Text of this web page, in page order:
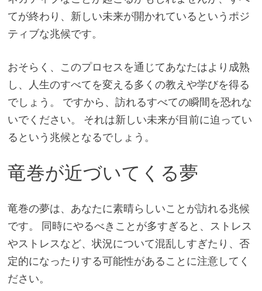
てが終わり、新しい未来が開かれているというポジ
ティブな兆候です。
おそらく、このプロセスを通じてあなたはより成熟
し、人生のすべてを変える多くの教えや学びを得る
でしょう。 ですから、訪れるすべての瞬間を恐れな
いでください。 それは新しい未来が目前に迫ってい
るという兆候となるでしょう。
竜巻が近づいてくる夢
竜巻の夢は、あなたに素晴らしいことが訪れる兆候
です。 同時にやるべきことが多すぎると、ストレス
やストレスなど、状況について混乱しすぎたり、否
定的になったりする可能性があることに注意してく
ださい。